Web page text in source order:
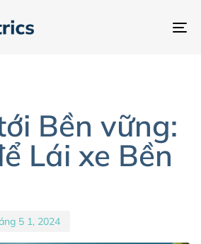
Bền vững:
Lái xe Bền
5 1, 2024